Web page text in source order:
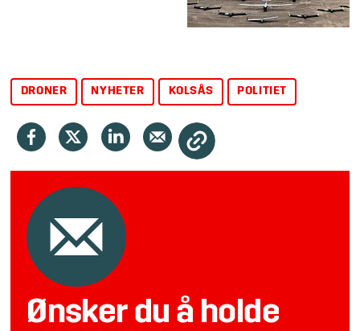
DRONER NYHETER KOLSÅS POLITIET
Ønsker du å holde